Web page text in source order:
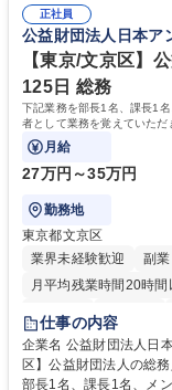
正社員
公益財団法人日本ア
【東京/文京区】
125日 総務
下記業務を部長1名、課長1
者として業務を覚えていただ
躍いただくことを期待してい
月給
27万円～35万円
勤務地
東京都文京区
業界未経験歓迎
副
月平均残業時間20時間
賞与あり
育休あり
食事補助あり
仕事の内容
企業名 公益財団法人日本アンチ・
区】公益財団法人の総務人事業務
部長1名、課長1名、メ